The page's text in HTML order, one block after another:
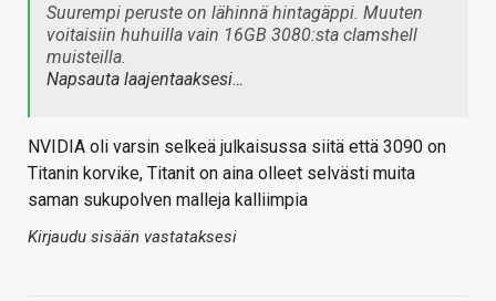
Suurempi peruste on lähinnä hintagäppi. Muuten
voitaisiin huhuilla vain 16GB 3080:sta clamshell
muisteilla.
Napsauta laajentaaksesi…
NVIDIA oli varsin selkeä julkaisussa siitä että 3090 on
Titanin korvike, Titanit on aina olleet selvästi muita
saman sukupolven malleja kalliimpia
Kirjaudu sisään vastataksesi